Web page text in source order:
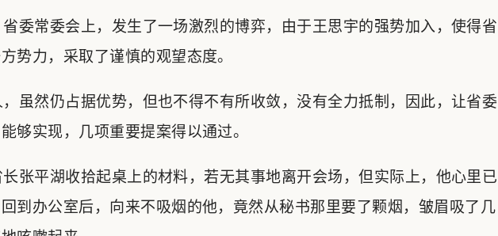
委常委会上，发生了一场激烈的博弈，由于王思宇的强势加入，使得省
势力，采取了谨慎的观望态度。
虽然仍占据优势，但也不得不有所收敛，没有全力抵制，因此，让省委
够实现，几项重要提案得以通过。
张平湖收拾起桌上的材料，若无其事地离开会场，但实际上，他心里已
到办公室后，向来不吸烟的他，竟然从秘书那里要了颗烟，皱眉吸了几